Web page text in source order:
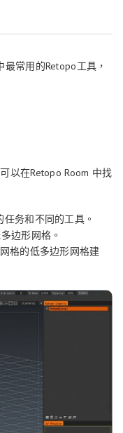
常用的Retopo工具，
以在Retopo Room 中找
务和不同的工具。
边形网格。
格的低多边形网格建